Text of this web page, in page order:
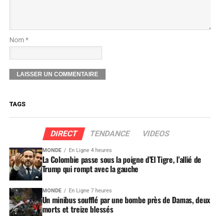
Nom *
TAGS
DIRECT TENDANCE VIDEOS
MONDE En Ligne 4 heures
La Colombie passe sous la poigne d’El Tigre, l’allié de
Trump qui rompt avec la gauche
MONDE En Ligne 7 heures
Un minibus soufflé par une bombe près de Damas, deux
morts et treize blessés